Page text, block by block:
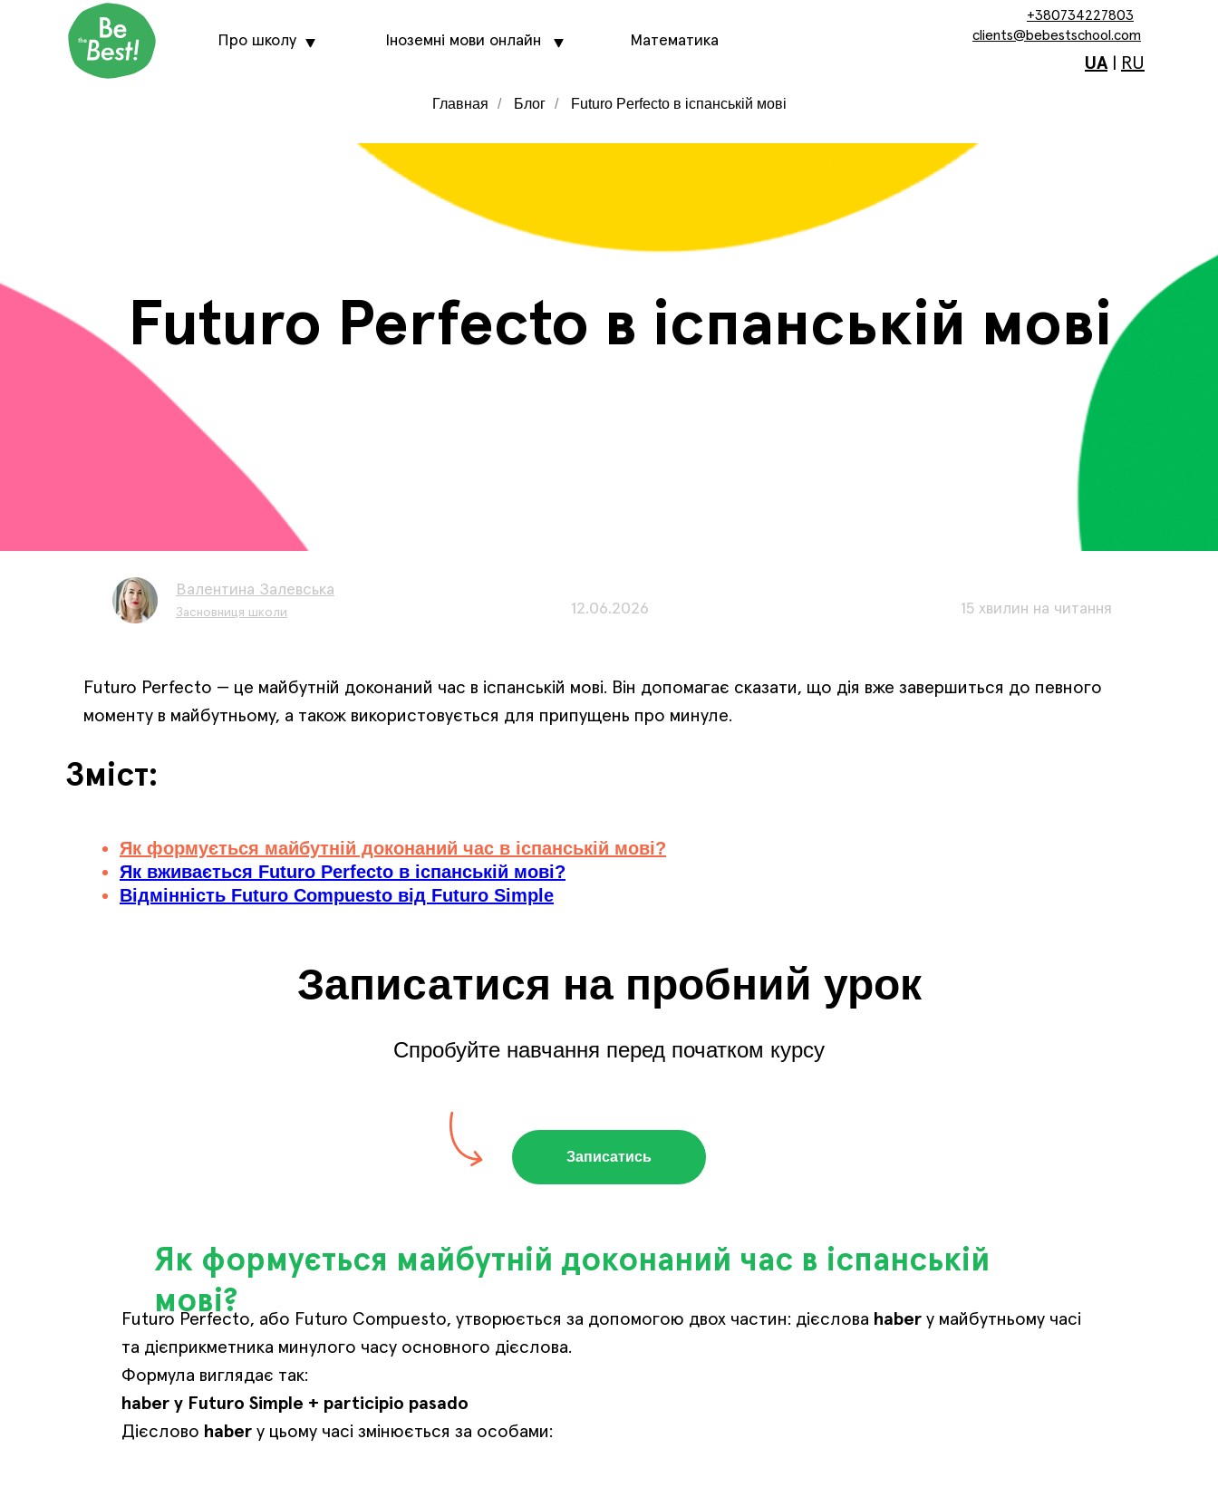
Іноземні мови онлайн
Про школу
+380734227803
clients@bebestschool.com
Математика
UA| RU
Главная / Блог / Futuro Perfecto в іспанській мові
Futuro Perfecto в іспанській мові
12.06.2026 15 хвилин на читання
Валентина Залевська
Засновниця школи
Futuro Perfecto — це майбутній доконаний час в іспанській мові. Він допомагає сказати, що дія вже завершиться до певного
моменту в майбутньому, а також використовується для припущень про минуле.
Зміст:
Як формується майбутній доконаний час в іспанській мові?
Як вживається Futuro Perfecto в іспанській мові?
Відмінність Futuro Compuesto від Futuro Simple
Записатися на пробний урок
Спробуйте навчання перед початком курсу
Записатись
Futuro Perfecto, або Futuro Compuesto, утворюється за допомогою двох частин: дієслова haber у майбутньому часі
та дієприкметника минулого часу основного дієслова.
Формула виглядає так:
haber у Futuro Simple + participio pasado
Дієслово haber у цьому часі змінюється за особами:
Як формується майбутній доконаний час в іспанській
мові?